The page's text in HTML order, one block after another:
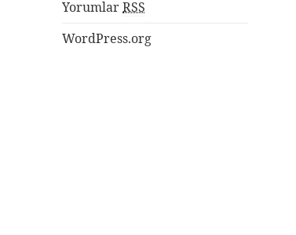
YorumlarRSS
WordPress.org